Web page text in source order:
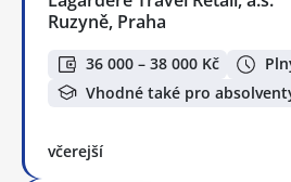
Ruzyně, Praha
36 000 – 38 000 Kč
Vhodné také pro
včerejší